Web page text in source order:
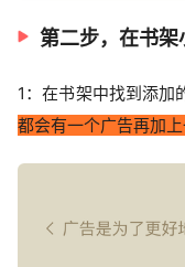
第二步，在书
1：在书架中找到添加
都会有一个广告再加